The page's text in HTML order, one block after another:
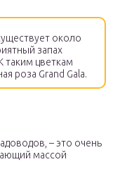
около
запах
таким цветкам
роза Grand Gala.
– это очень
массой